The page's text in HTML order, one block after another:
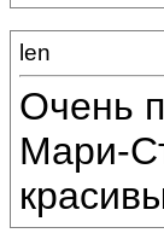
len
Очень
Мари-